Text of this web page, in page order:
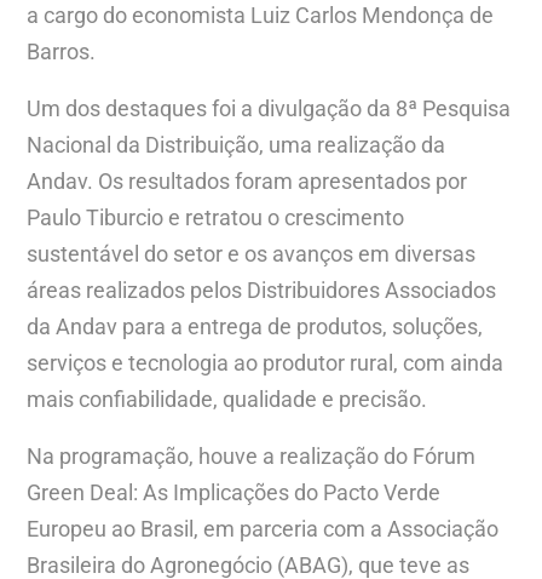
a cargo do economista Luiz Carlos Mendonça de
Barros.
Um dos destaques foi a divulgação da 8ª Pesquisa
Nacional da Distribuição, uma realização da
Andav. Os resultados foram apresentados por
Paulo Tiburcio e retratou o crescimento
sustentável do setor e os avanços em diversas
áreas realizados pelos Distribuidores Associados
da Andav para a entrega de produtos, soluções,
serviços e tecnologia ao produtor rural, com ainda
mais confiabilidade, qualidade e precisão.
Na programação, houve a realização do Fórum
Green Deal: As Implicações do Pacto Verde
Europeu ao Brasil, em parceria com a Associação
Brasileira do Agronegócio (ABAG), que teve as